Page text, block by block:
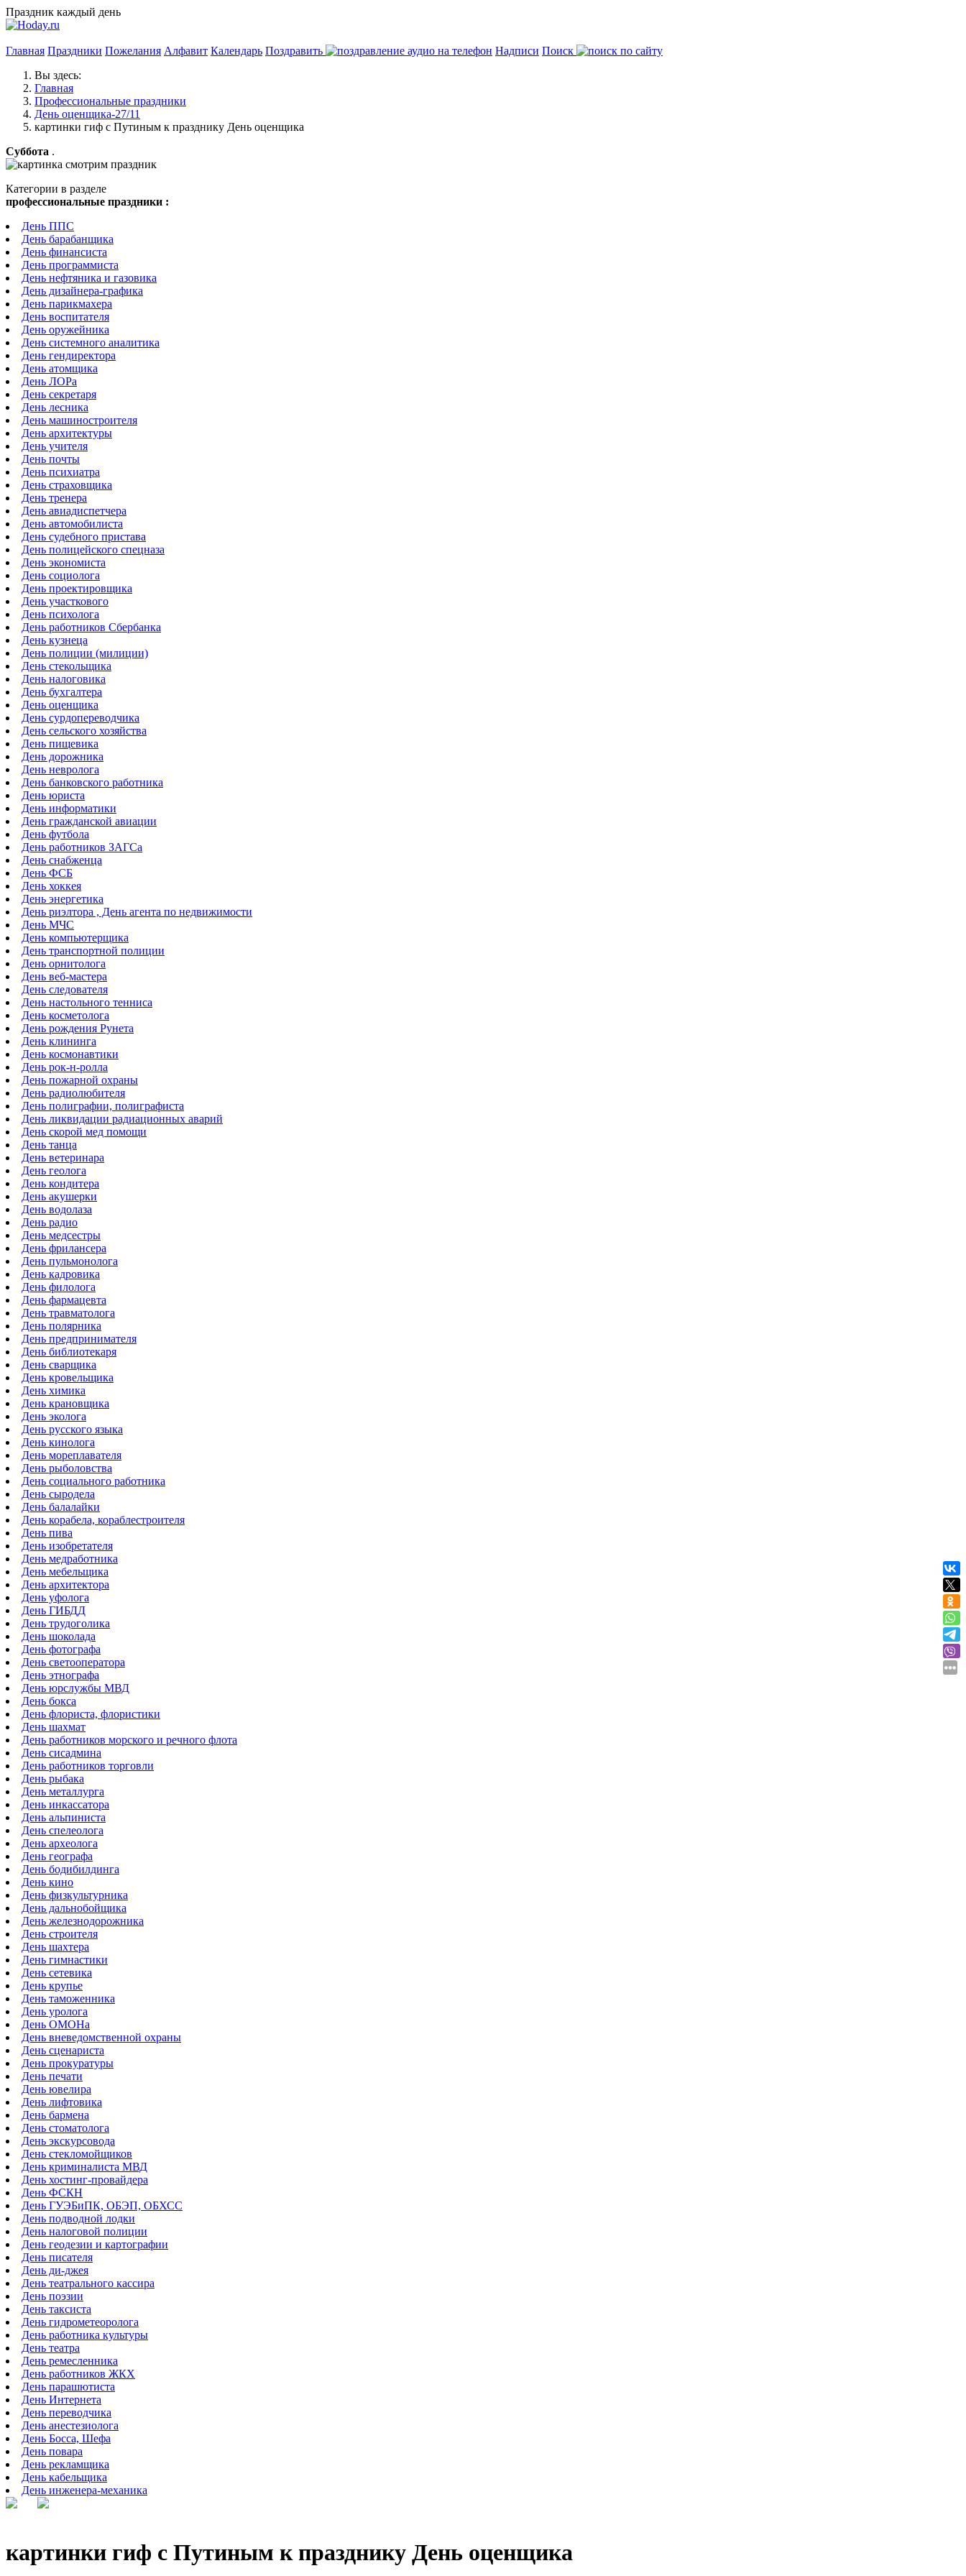
Праздник каждый день
Главная Праздники Пожелания Алфавит Календарь Поздравить Надписи Поиск
Вы здесь:
Главная
Профессиональные праздники
День оценщика-27/11
картинки гиф с Путиным к празднику День оценщика
Суббота .
Категории в разделе
профессиональные праздники :
День ППС
День барабанщика
День финансиста
День программиста
День нефтяника и газовика
День дизайнера-графика
День парикмахера
День воспитателя
День оружейника
День системного аналитика
День гендиректора
День атомщика
День ЛОРа
День секретаря
День лесника
День машиностроителя
День архитектуры
День учителя
День почты
День психиатра
День страховщика
День тренера
День авиадиспетчера
День автомобилиста
День судебного пристава
День полицейского спецназа
День экономиста
День социолога
День проектировщика
День участкового
День психолога
День работников Сбербанка
День кузнеца
День полиции (милиции)
День стекольщика
День налоговика
День бухгалтера
День оценщика
День сурдопереводчика
День сельского хозяйства
День пищевика
День дорожника
День невролога
День банковского работника
День юриста
День информатики
День гражданской авиации
День футбола
День работников ЗАГСа
День снабженца
День ФСБ
День хоккея
День энергетика
День риэлтора , День агента по недвижимости
День МЧС
День компьютерщика
День транспортной полиции
День орнитолога
День веб-мастера
День следователя
День настольного тенниса
День косметолога
День рождения Рунета
День клининга
День космонавтики
День рок-н-ролла
День пожарной охраны
День радиолюбителя
День полиграфии, полиграфиста
День ликвидации радиационных аварий
День скорой мед помощи
День танца
День ветеринара
День геолога
День кондитера
День акушерки
День водолаза
День радио
День медсестры
День фрилансера
День пульмонолога
День кадровика
День филолога
День фармацевта
День травматолога
День полярника
День предпринимателя
День библиотекаря
День сварщика
День кровельщика
День химика
День крановщика
День эколога
День русского языка
День кинолога
День мореплавателя
День рыболовства
День социального работника
День сыродела
День балалайки
День корабела, кораблестроителя
День пива
День изобретателя
День медработника
День мебельщика
День архитектора
День уфолога
День ГИБДД
День трудоголика
День шоколада
День фотографа
День светооператора
День этнографа
День юрслужбы МВД
День бокса
День флориста, флористики
День шахмат
День работников морского и речного флота
День сисадмина
День работников торговли
День рыбака
День металлурга
День инкассатора
День альпиниста
День спелеолога
День археолога
День географа
День бодибилдинга
День кино
День физкультурника
День дальнобойщика
День железнодорожника
День строителя
День шахтера
День гимнастики
День сетевика
День крупье
День таможенника
День уролога
День ОМОНа
День вневедомственной охраны
День сценариста
День прокуратуры
День печати
День ювелира
День лифтовика
День бармена
День стоматолога
День экскурсовода
День стекломойщиков
День криминалиста МВД
День хостинг-провайдера
День ФСКН
День ГУЭБиПК, ОБЭП, ОБХСС
День подводной лодки
День налоговой полиции
День геодезии и картографии
День писателя
День ди-джея
День театрального кассира
День поэзии
День таксиста
День гидрометеоролога
День работника культуры
День театра
День ремесленника
День работников ЖКХ
День парашютиста
День Интернета
День переводчика
День анестезиолога
День Босса, Шефа
День повара
День рекламщика
День кабельщика
День инженера-механика
картинки гиф с Путиным к празднику День оценщика